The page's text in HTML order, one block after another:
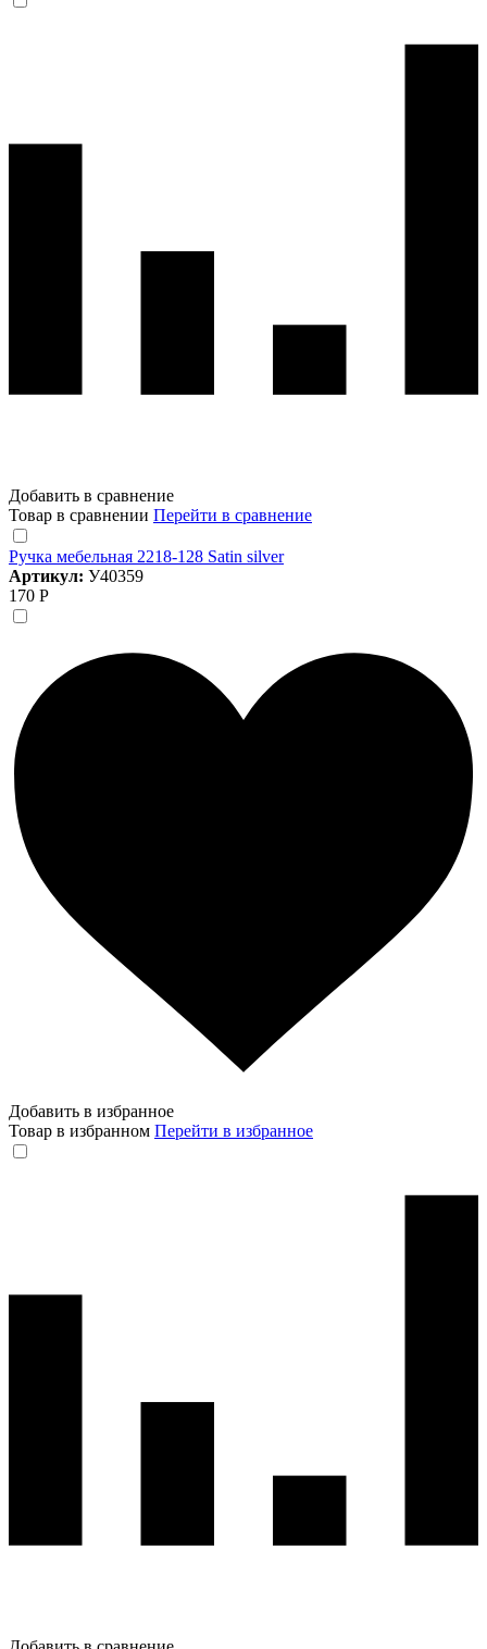
Добавить в сравнение
Товар в сравнении Перейти в сравнение
Ручка мебельная 2218-128 Satin silver
Артикул: У40359
170 Р
Добавить в избранное
Товар в избранном Перейти в избранное